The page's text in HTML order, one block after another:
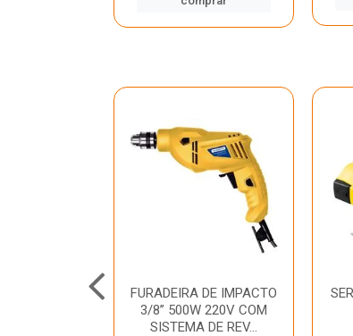
FURADEIRA DE IMPACTO
3/8” 500W 220V COM
SISTEMA DE REV...